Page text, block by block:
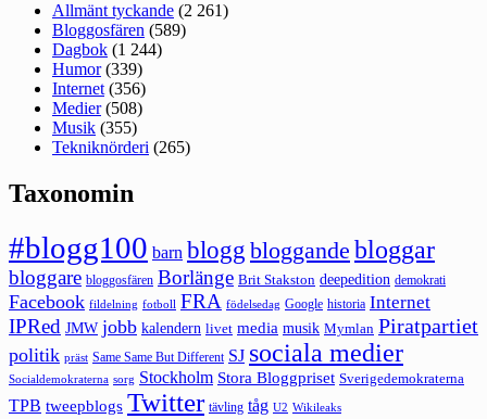
Allmänt tyckande (2 261)
Bloggosfären (589)
Dagbok (1 244)
Humor(339)
Internet (356)
Medier(508)
Musik (355)
Tekniknörderi (265)
Taxonomin
#blogg100 barn blogg bloggande bloggar
bloggare bloggosfären Borlänge Brit Stakston deepedition demokrati
Facebook fildelning fotboll FRA födelsedag Google historia Internet
IPRed JMW jobb kalendern livet media musik Mymlan Piratpartiet
politik präst Same Same But Different SJ sociala medier
Socialdemokraterna sorg Stockholm Stora Bloggpriset Sverigedemokraterna
TPB tweepblogs Twitter tävling tåg U2 Wikileaks